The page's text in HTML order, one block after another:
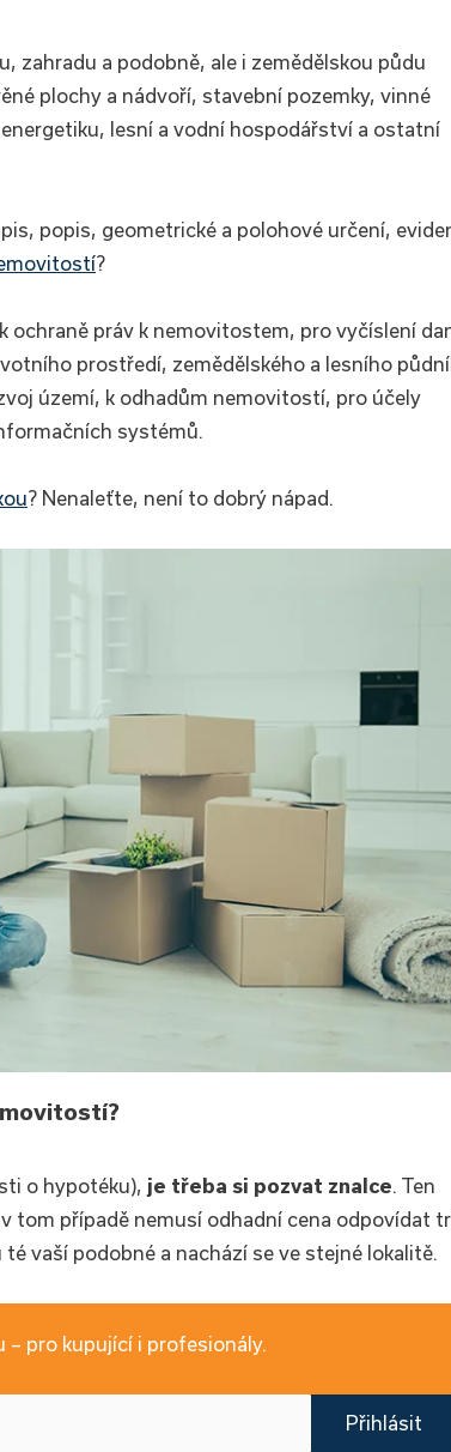
zahradu a podobně, ale i zemědělskou půdu
plochy a nádvoří, stavební pozemky, vinné
lesní a vodní hospodářství a ostatní
popis, geometrické a polohové určení,
?
ochraně práv k nemovitostem, pro vyčíslení
prostředí, zemědělského a lesního
území, k odhadům nemovitostí, pro účely
systémů.
? Nenaleťte, není to dobrý nápad.
o hypotéku), je třeba si pozvat znalce. Ten
tom případě nemusí odhadní cena odpovídat
té vaší podobné a nachází se ve stejné lokalitě.
pro kupující i profesionály.
Přihlásit